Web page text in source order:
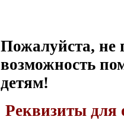
Пожалуйста, не
возможность
детям!
Реквизиты